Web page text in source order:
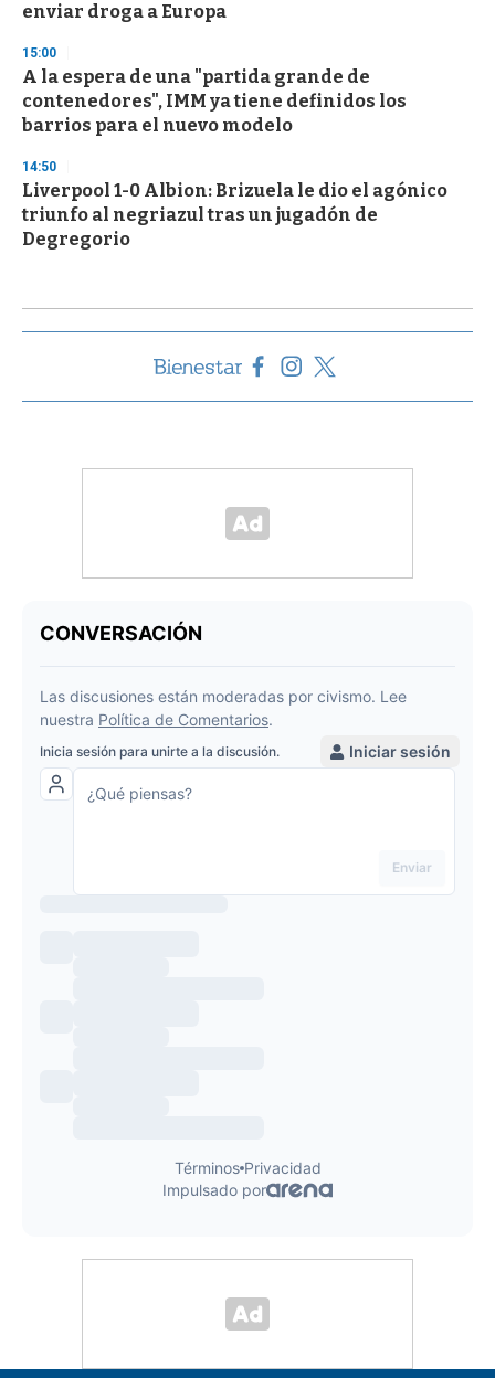
enviar droga a Europa
15:00
A la espera de una "partida grande de
contenedores", IMM ya tiene definidos los
barrios para el nuevo modelo
14:50
Liverpool 1-0 Albion: Brizuela le dio el agónico
triunfo al negriazul tras un jugadón de
Degregorio